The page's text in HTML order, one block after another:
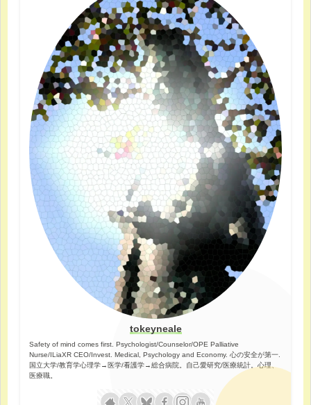
tokeyneale
Safety of mind comes first. Psychologist/Counselor/OPE Palliative
Nurse/ILiaXR CEO/Invest. Medical, Psychology and Economy. 心の安全が第一.
国立大学/教育学心理学→医学/看護学→総合病院。自己愛研究/医療統計。心理、
医療職。